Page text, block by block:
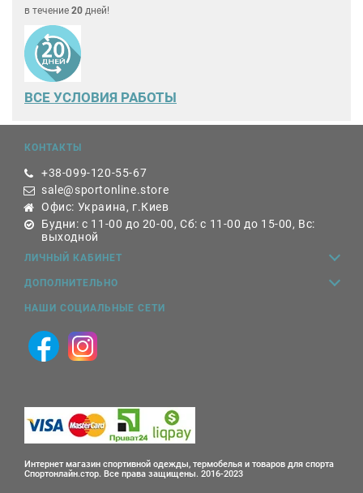
в течение 20 дней!
ВСЕ УСЛОВИЯ РАБОТЫ
КОНТАКТЫ
+38-099-120-55-67
sale@sportonline.store
Офис: Украина, г.Киев
Будни: с 11-00 до 20-00, Сб: с 11-00 до 15-00, Вс:
выходной
ЛИЧНЫЙ КАБИНЕТ
ДОПОЛНИТЕЛЬНО
НАШИ СОЦИАЛЬНЫЕ СЕТИ
Интернет магазин спортивной одежды, термобелья и товаров для спорта
Спортонлайн.стор. Все права защищены. 2016-2023